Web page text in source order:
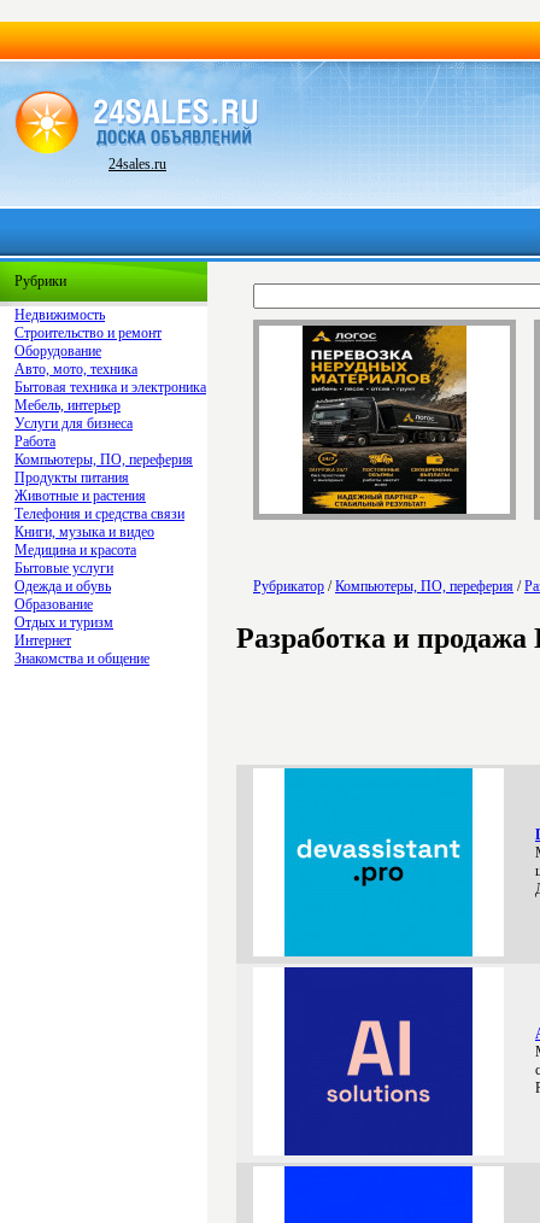
24sales.ru
Рубрики
Недвижимость
Строительство и ремонт
Оборудование
Авто, мото, техника
Бытовая техника и электроника
Мебель, интерьер
Услуги для бизнеса
Работа
Компьютеры, ПО, переферия
Продукты питания
Животные и растения
Телефония и средства связи
Книги, музыка и видео
Медицина и красота
Бытовые услуги
Одежда и обувь
Образование
Отдых и туризм
Интернет
Знакомства и общение
Рубрикатор /Компьютеры, ПО, переферия /
Разработка и